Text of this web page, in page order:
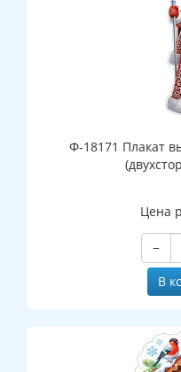
Ф-18171 Плакат
Цена
−
В